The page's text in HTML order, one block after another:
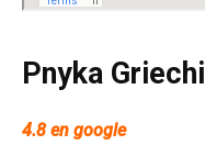
Pnyka
4.8 en google